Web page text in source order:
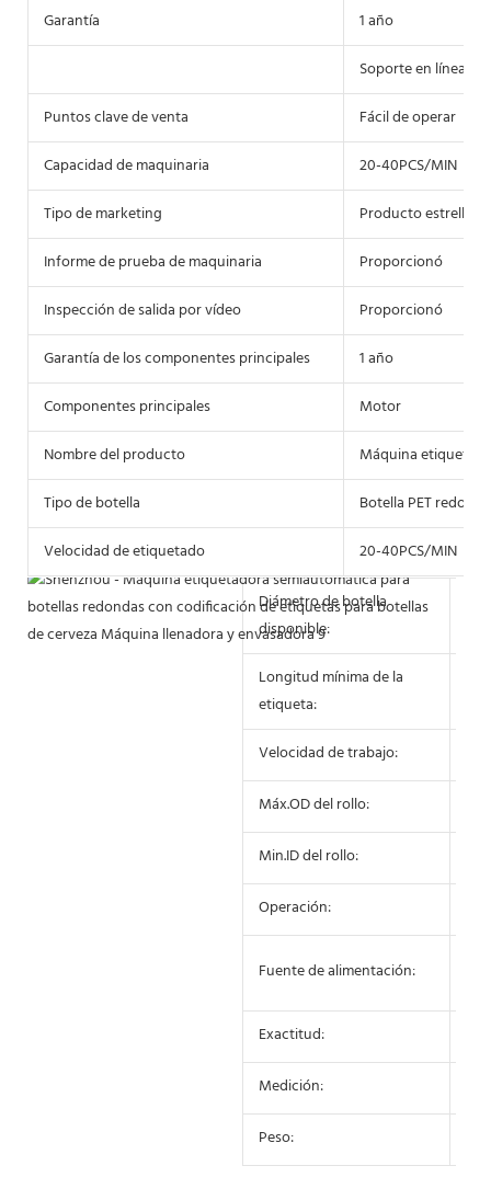
Garantía
1 año
Soporte en línea,
Puntos clave de venta
Fácil de operar
Capacidad de maquinaria
20-40PCS/MIN
Tipo de marketing
Producto estrella
Informe de prueba de maquinaria
Proporcionó
Inspección de salida por vídeo
Proporcionó
Garantía de los componentes principales
1 año
Componentes principales
Motor
Nombre del producto
Máquina
Tipo de botella
Botella PET
Velocidad de etiquetado
20-40PCS/MIN
Diámetro de botella
disponible:
Longitud mínima de la
etiqueta:
Velocidad de trabajo:
Máx.OD del rollo:
Min.ID del rollo:
Operación:
Fuente de alimentación:
Exactitud:
Medición:
Peso: